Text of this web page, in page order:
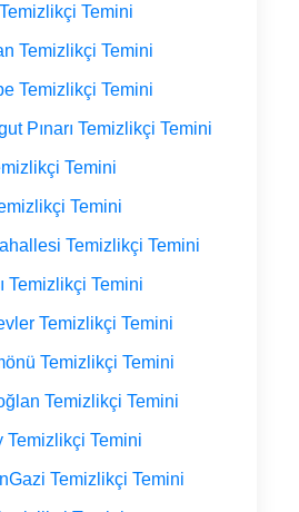
Temini
Temizlikçi Temini
Temizlikçi Temini
Pınarı Temizlikçi Temini
Temini
Temini
Temizlikçi Temini
Temizlikçi Temini
Temizlikçi Temini
Temizlikçi Temini
Temizlikçi Temini
Temizlikçi Temini
Temizlikçi Temini